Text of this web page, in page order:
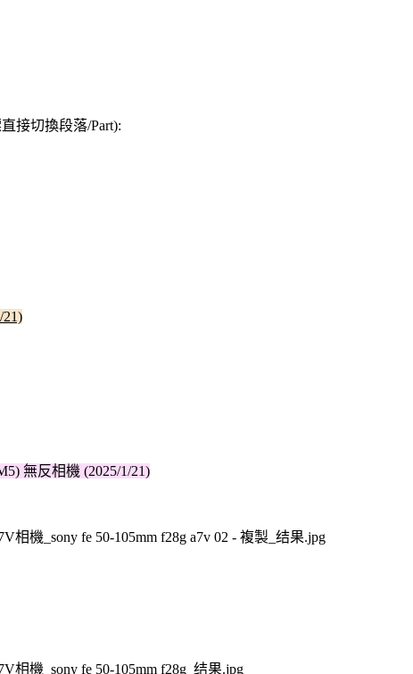
接切換段落/Part):
21)
無反相機 (2025/1/21)